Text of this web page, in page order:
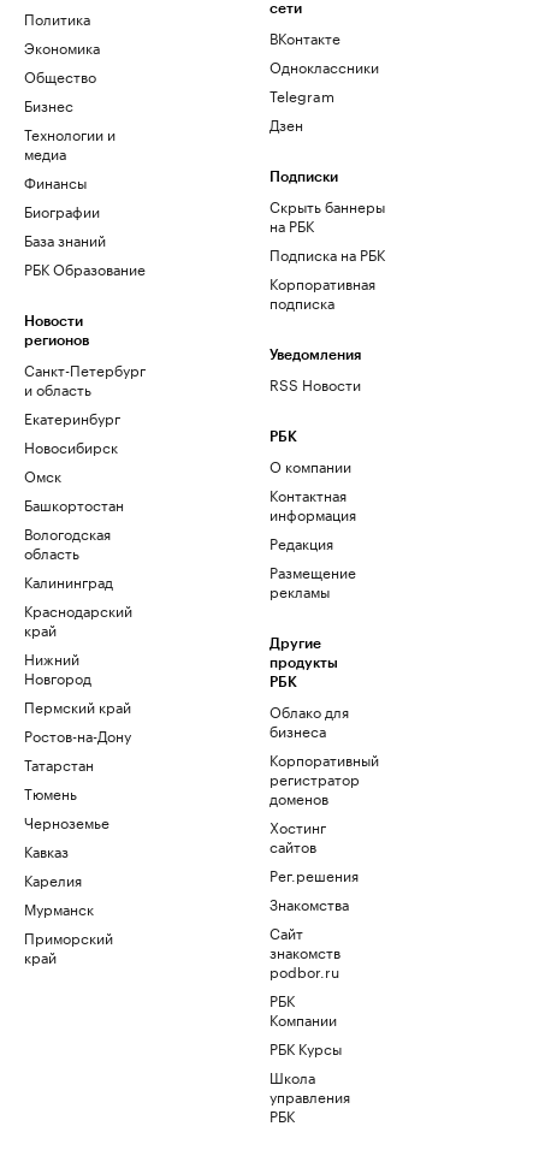
Политика
Экономика
Общество
Бизнес
Технологии и
медиа
Финансы
Биографии
База знаний
РБК Образование
Новости
регионов
Санкт-Петербург
и область
Екатеринбург
Новосибирск
Омск
Башкортостан
Вологодская
область
Калининград
Краснодарский
край
Нижний
Новгород
Пермский край
Ростов-на-Дону
Татарстан
Тюмень
Черноземье
Кавказ
Карелия
Мурманск
Приморский
край
сети
ВКонтакте
Одноклассники
Telegram
Дзен
Подписки
Скрыть баннеры
на РБК
Подписка на РБК
Корпоративная
подписка
Уведомления
RSS Новости
РБК
О компании
Контактная
информация
Редакция
Размещение
рекламы
Другие
продукты
РБК
Облако для
бизнеса
Корпоративный
регистратор
доменов
Хостинг
сайтов
Рег.решения
Знакомства
Сайт
знакомств
podbor.ru
РБК
Компании
РБК Курсы
Школа
управления
РБК